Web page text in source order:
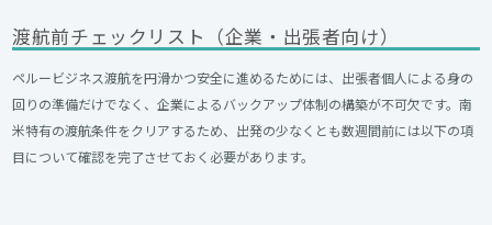
渡航前チェックリスト（企業・出張者向け）
ペルービジネス渡航を円滑かつ安全に進めるためには、出張者個人による身の
回りの準備だけでなく、企業によるバックアップ体制の構築が不可欠です。南
米特有の渡航条件をクリアするため、出発の少なくとも数週間前には以下の項
目について確認を完了させておく必要があります。